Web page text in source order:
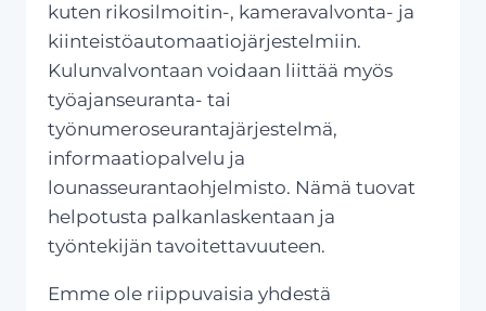
kuten rikosilmoitin-, kameravalvonta- ja
kiinteistöautomaatiojärjestelmiin.
Kulunvalvontaan voidaan liittää myös
työajanseuranta- tai
työnumeroseurantajärjestelmä,
informaatiopalvelu ja
lounasseurantaohjelmisto. Nämä tuovat
helpotusta palkanlaskentaan ja
työntekijän tavoitettavuuteen.
Emme ole riippuvaisia yhdestä